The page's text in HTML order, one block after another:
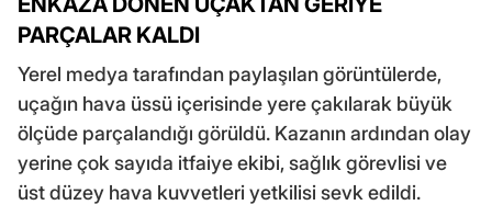
PARÇALAR KALDI
Yerel medya tarafından paylaşılan görüntülerde,
uçağın hava üssü içerisinde yere çakılarak büyük
ölçüde parçalandığı görüldü. Kazanın ardından olay
yerine çok sayıda itfaiye ekibi, sağlık görevlisi ve
üst düzey hava kuvvetleri yetkilisi sevk edildi.